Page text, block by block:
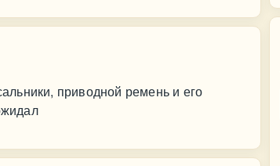
приводной ремень и его